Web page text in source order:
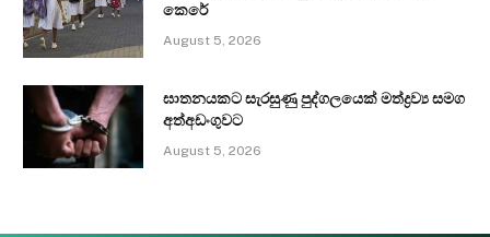
කෙරේ
August 5, 2026
ඝාතනයකට සැරසුණු පුද්ගලයෙක් මත්ද්‍රව්‍ය සමග
අත්අඩංගුවට
August 5, 2026